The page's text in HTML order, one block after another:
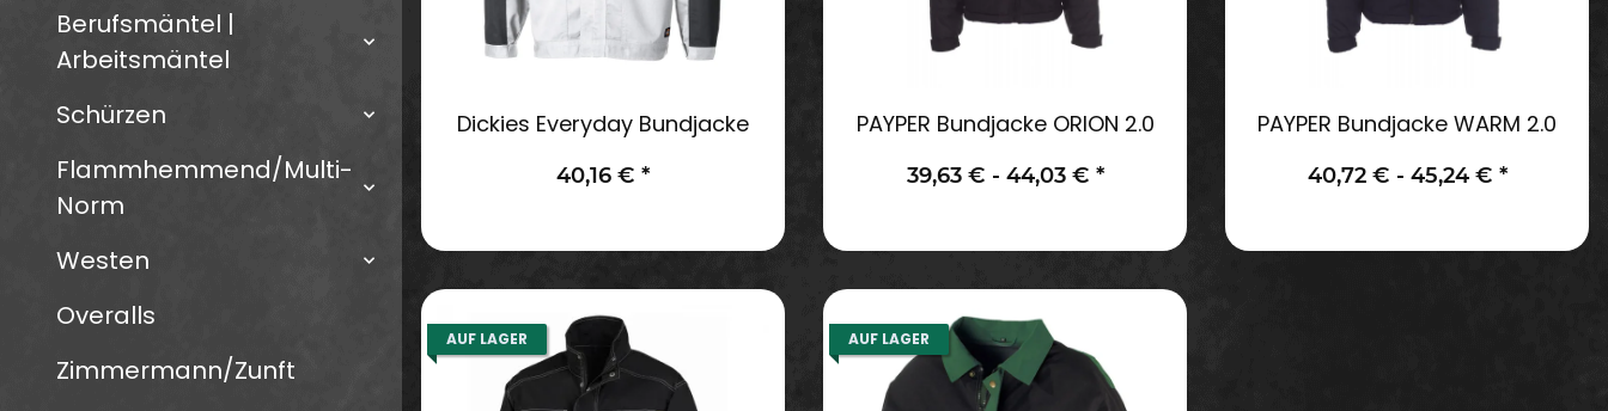
Dickies Everyday Bundjacke
40,16 € *
PAYPER Bundjacke ORION 2.0
39,63 € - 44,03 € *
PAYPER Bundjacke WARM 2.0
40,72 € - 45,24 € *
AUF LAGER AUF LAGER
Berufsmäntel |
Arbeitsmäntel
Schürzen
Flammhemmend/Multi-
Norm
Westen
Overalls
Zimmermann/Zunft